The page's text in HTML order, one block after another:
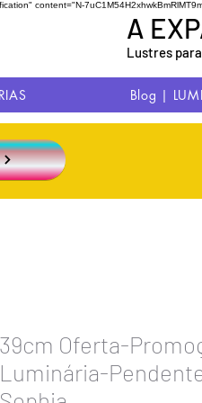
content="N-
A
Lustres
Blog |
39cm Oferta-
Luminária-